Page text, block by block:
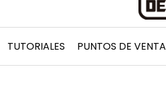
TUTORIALES PUNTOS DE VENTA